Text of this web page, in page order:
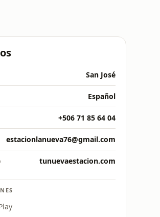
San José
Español
+506 71 85 64 04
estacionlanueva76@gmail.com
tunuevaestacion.com